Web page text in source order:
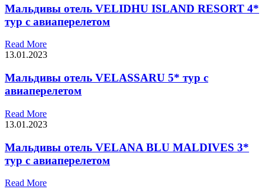
Мальдивы отель VELIDHU ISLAND RESORT 4*
тур с авиаперелетом
Read More
13.01.2023
Мальдивы отель VELASSARU 5* тур с
авиаперелетом
Read More
13.01.2023
Мальдивы отель VELANA BLU MALDIVES 3*
тур с авиаперелетом
Read More